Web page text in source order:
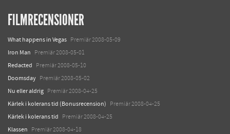
FILMRECENSIONER
What happens in Vegas Premiär 2008-05-09
Iron Man Premiär 2008-05-01
Redacted Premiär 2008-05-10
Doomsday Premiär 2008-05-02
Nu eller aldrig Premiär 2008-04-25
Kärlek i kolerans tid (Bonusrecension) Premiär 2008-04-25
Kärlek i kolerans tid Premiär 2008-04-25
Klassen Premiär 2008-04-18